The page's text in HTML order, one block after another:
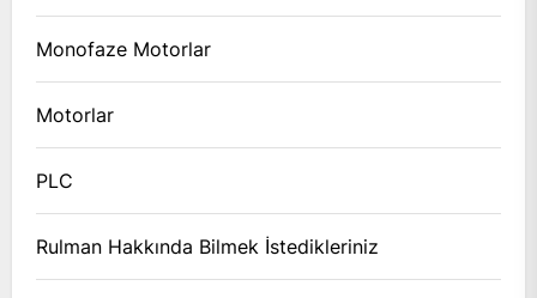
Monofaze Motorlar
Motorlar
PLC
Rulman Hakkında Bilmek İstedikleriniz